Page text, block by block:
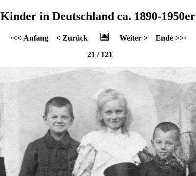
Kinder in Deutschland ca. 1890-1950er
·<< Anfang < Zurück Weiter >
Ende >>·
21 / 121